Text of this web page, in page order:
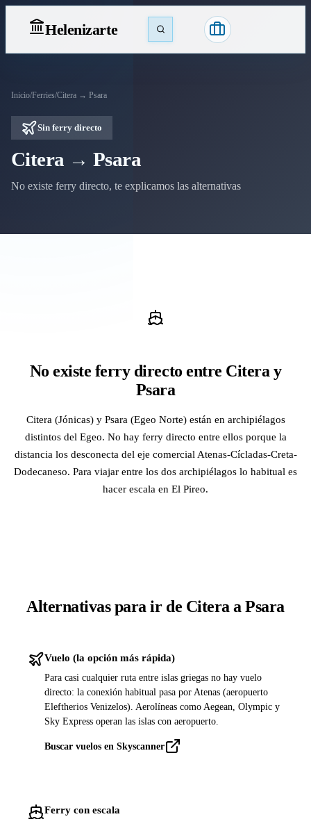
Helenizarte
Inicio/Ferries/Citera → Psara
Sin ferry directo
Citera → Psara
No existe ferry directo, te explicamos las alternativas
No existe ferry directo entre Citera y
Psara
Citera (Jónicas) y Psara (Egeo Norte) están en archipiélagos
distintos del Egeo. No hay ferry directo entre ellos porque la
distancia los desconecta del eje comercial Atenas-Cícladas-Creta-
Dodecaneso. Para viajar entre los dos archipiélagos lo habitual es
hacer escala en El Pireo.
Alternativas para ir de Citera a Psara
Vuelo (la opción más rápida)
Para casi cualquier ruta entre islas griegas no hay vuelo
directo: la conexión habitual pasa por Atenas (aeropuerto
Eleftherios Venizelos). Aerolíneas como Aegean, Olympic y
Sky Express operan las islas con aeropuerto.
Buscar vuelos en Skyscanner
Ferry con escala